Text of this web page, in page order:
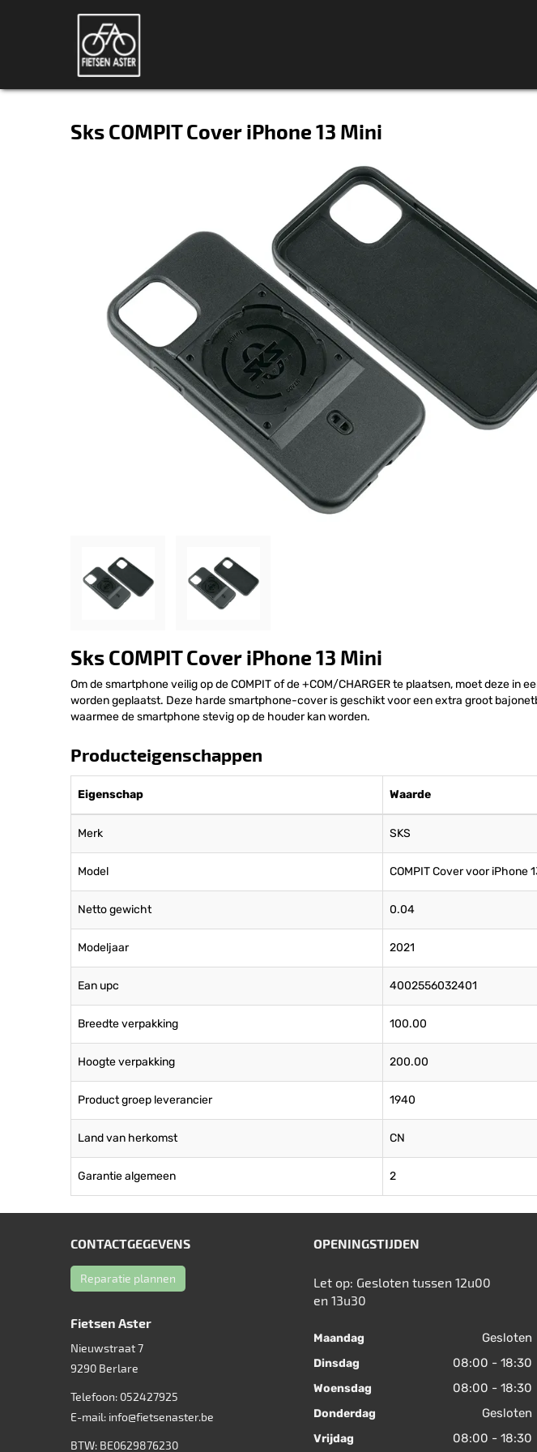
Sks COMPIT Cover iPhone 13 Mini
Sks COMPIT Cover iPhone 13 Mini
Om de smartphone veilig op de COMPIT of de +COM/CHARGER te plaatsen, moet deze in
worden geplaatst. Deze harde smartphone-cover is geschikt voor een extra groot
waarmee de smartphone stevig op de houder kan worden.
Producteigenschappen
Eigenschap Waarde
Merk SKS
Model COMPIT Cover voor iPhone
Netto gewicht 0.04
Modeljaar 2021
Ean upc 4002556032401
Breedte verpakking 100.00
Hoogte verpakking 200.00
Product groep leverancier 1940
Land van herkomst CN
Garantie algemeen 2
CONTACTGEGEVENS
Reparatie plannen
Fietsen Aster
Nieuwstraat 7
9290 Berlare
Telefoon: 052427925
E-mail: info@fietsenaster.be
BTW: BE0629876230
OPENINGSTIJDEN
Let op: Gesloten tussen 12u00
en 13u30
Maandag Gesloten
Dinsdag 08:00 - 18:30
Woensdag 08:00 - 18:30
Donderdag Gesloten
Vrijdag 08:00 - 18:30